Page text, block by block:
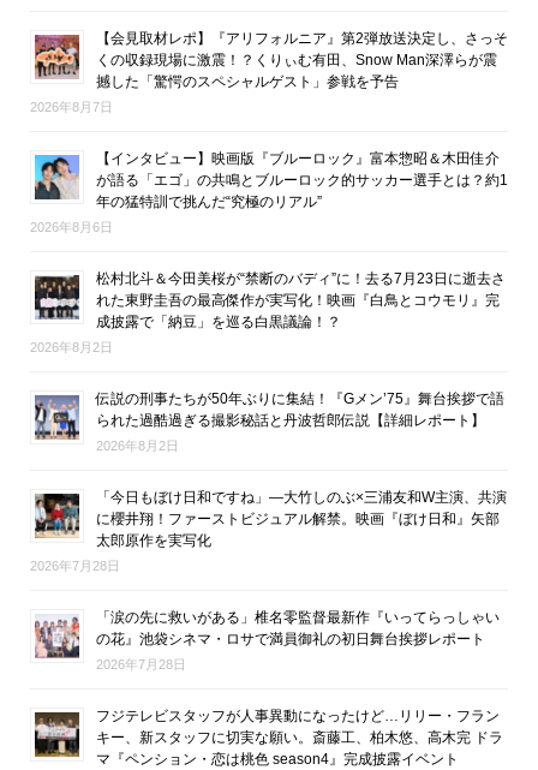
【会見取材レポ】『アリフォルニア』第2弾放送決定し、さっそ
くの収録現場に激震！？くりぃむ有田、Snow Man深澤らが震
撼した「驚愕のスペシャルゲスト」参戦を予告
2026年8月7日
【インタビュー】映画版『ブルーロック』富本惣昭＆木田佳介
が語る「エゴ」の共鳴とブルーロック的サッカー選手とは？約1
年の猛特訓で挑んだ“究極のリアル”
2026年8月6日
松村北斗＆今田美桜が“禁断のバディ”に！去る7月23日に逝去さ
れた東野圭吾の最高傑作が実写化！映画『白鳥とコウモリ』完
成披露で「納豆」を巡る白黒議論！？
2026年8月2日
伝説の刑事たちが50年ぶりに集結！『Gメン’75』舞台挨拶で語
られた過酷過ぎる撮影秘話と丹波哲郎伝説【詳細レポート】
2026年8月2日
「今日もぼけ日和ですね」―大竹しのぶ×三浦友和W主演、共演
に櫻井翔！ファーストビジュアル解禁。映画『ぼけ日和』矢部
太郎原作を実写化
2026年7月28日
「涙の先に救いがある」椎名零監督最新作『いってらっしゃい
の花』池袋シネマ・ロサで満員御礼の初日舞台挨拶レポート
2026年7月28日
フジテレビスタッフが人事異動になったけど…リリー・フラン
キー、新スタッフに切実な願い。斎藤工、柏木悠、高木完 ドラ
マ『ペンション・恋は桃色 season4』完成披露イベント